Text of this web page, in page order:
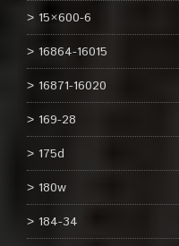
15×600-6
16864-16015
16871-16020
169-28
175d
180w
184-34